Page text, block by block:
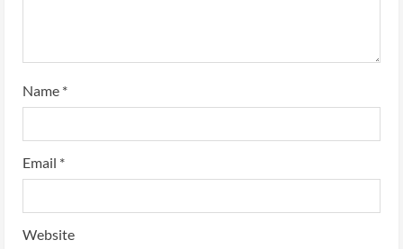
Name *
Email *
Website